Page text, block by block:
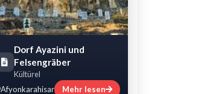
Dorf Ayazini und
Felsengräber
Kültürel
Afyonkarahisar
Mehr lesen